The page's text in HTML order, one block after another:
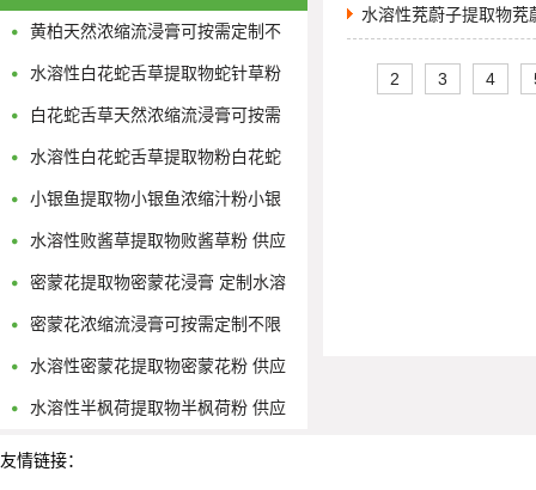
黄柏天然浓缩流浸膏可按需定制不
限量
水溶性白花蛇舌草提取物蛇针草粉
供应多规格蛇舌草浓缩原液
白花蛇舌草天然浓缩流浸膏可按需
定制不限量
水溶性白花蛇舌草提取物粉白花蛇
舌草浓缩流浸膏
小银鱼提取物小银鱼浓缩汁粉小银
鱼浸膏粉
水溶性败酱草提取物败酱草粉 供应
多规格黄花败酱浓缩原液
密蒙花提取物密蒙花浸膏 定制水溶
性密蒙花浓缩粉
密蒙花浓缩流浸膏可按需定制不限
量
水溶性密蒙花提取物密蒙花粉 供应
多规格密蒙花浓缩原液
水溶性半枫荷提取物半枫荷粉 供应
多规格半枫荷浓缩原液
水溶性茺蔚子提取物
2 3 4
友情链接：